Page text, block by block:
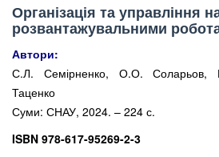
Організація та управління
розвантажувальними
Автори:
С.Л. Семірненко, О.О. Соларьов,
Таценко
Суми: СНАУ, 2024. – 224 с.
ISBN 978-617-95269-2-3